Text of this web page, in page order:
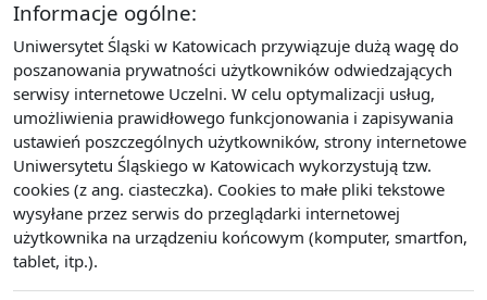
Informacje ogólne:
Uniwersytet Śląski w Katowicach przywiązuje dużą wagę do
poszanowania prywatności użytkowników odwiedzających
serwisy internetowe Uczelni. W celu optymalizacji usług,
umożliwienia prawidłowego funkcjonowania i zapisywania
ustawień poszczególnych użytkowników, strony internetowe
Uniwersytetu Śląskiego w Katowicach wykorzystują tzw.
cookies (z ang. ciasteczka). Cookies to małe pliki tekstowe
wysyłane przez serwis do przeglądarki internetowej
użytkownika na urządzeniu końcowym (komputer, smartfon,
tablet, itp.).